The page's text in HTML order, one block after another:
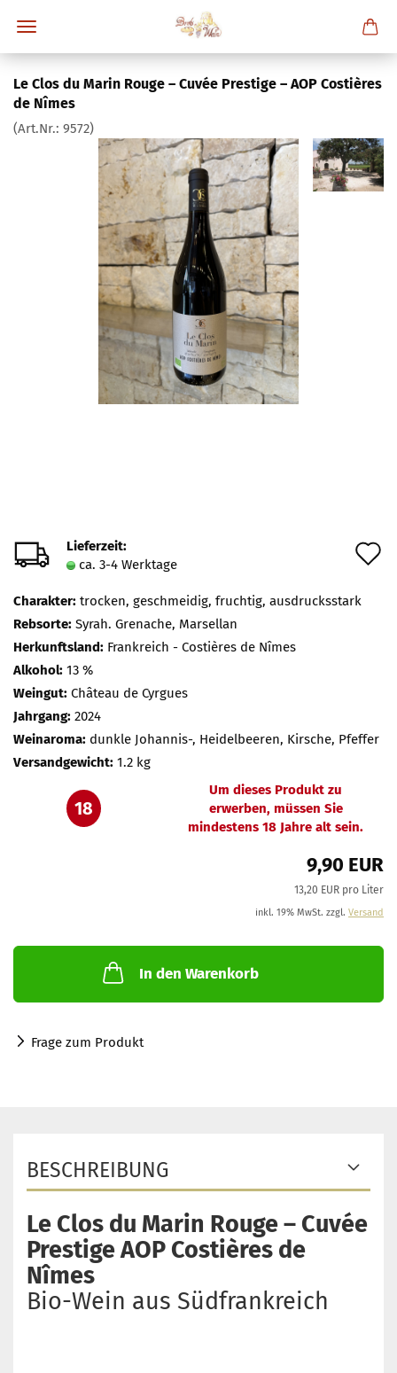
Le Clos du Marin Rouge – Cuvée Prestige – AOP Costières
de Nîmes
(Art.Nr.: 9572)
Lieferzeit:
ca. 3-4 Werktage
Charakter: trocken, geschmeidig, fruchtig, ausdrucksstark
Rebsorte: Syrah. Grenache, Marsellan
Herkunftsland: Frankreich - Costières de Nîmes
Alkohol: 13 %
Weingut: Château de Cyrgues
Jahrgang: 2024
Weinaroma: dunkle Johannis-, Heidelbeeren, Kirsche, Pfeffer
Versandgewicht: 1.2 kg
18
Um dieses Produkt zu
erwerben, müssen Sie
mindestens 18 Jahre alt sein.
9,90 EUR
13,20 EUR pro Liter
inkl. 19% MwSt. zzgl. Versand
In den Warenkorb
Frage zum Produkt
BESCHREIBUNG
Le Clos du Marin Rouge – Cuvée
Prestige AOP Costières de
Nîmes
Bio-Wein aus Südfrankreich